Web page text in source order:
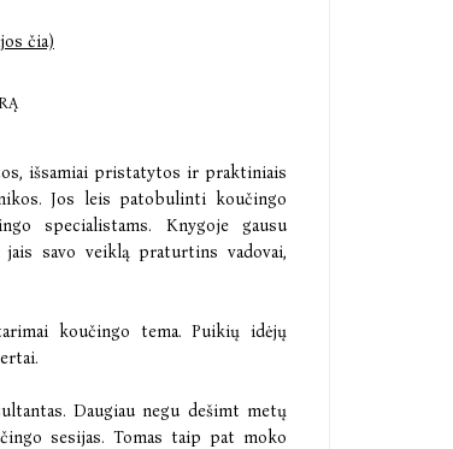
čia)
išsamiai pristatytos ir praktiniais
Jos leis patobulinti koučingo
specialistams. Knygoje gausu
savo veiklą praturtins vadovai,
koučingo tema. Puikių idėjų
Daugiau negu dešimt metų
sesijas. Tomas taip pat moko